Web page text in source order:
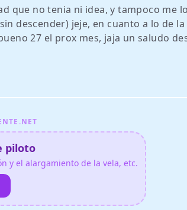
que no tenia ni idea, y tampoco me lo
descender) jeje, en cuanto a lo de la
27 el prox mes, jaja un saludo
piloto
y el alargamiento de la vela, etc.